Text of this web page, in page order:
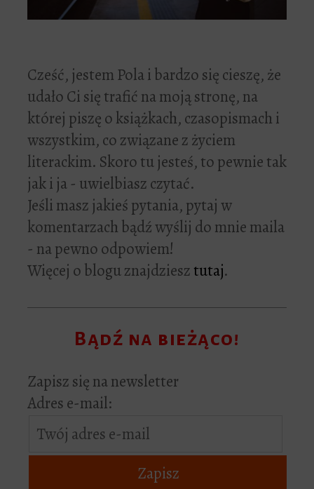
Cześć, jestem Pola i bardzo się cieszę, że
udało Ci się trafić na moją stronę, na
której piszę o książkach, czasopismach i
wszystkim, co związane z życiem
literackim. Skoro tu jesteś, to pewnie tak
jak i ja - uwielbiasz czytać.
Jeśli masz jakieś pytania, pytaj w
komentarzach bądź wyślij do mnie maila
- na pewno odpowiem!
Więcej o blogu znajdziesztutaj.
Bądź na bieżąco!
Zapisz się na newsletter
Adres e-mail: